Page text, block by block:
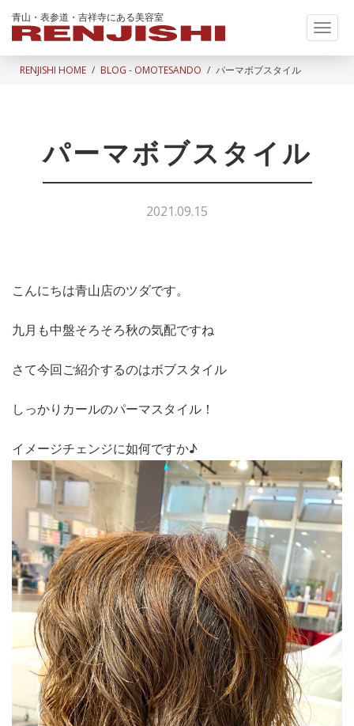
青山・表参道・吉祥寺にある美容室
RENJISHI HOME BLOG - OMOTESANDO パーマボブスタイル
パーマボブスタイル
2021.09.15
こんにちは青山店のツダです。
九月も中盤そろそろ秋の気配ですね
さて今回ご紹介するのはボブスタイル
しっかりカールのパーマスタイル！
イメージチェンジに如何ですか♪